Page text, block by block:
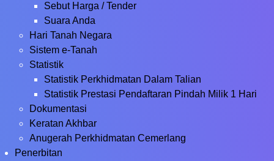
Sebut Harga / Tender
Suara Anda
Hari Tanah Negara
Sistem e-Tanah
Statistik
Statistik Perkhidmatan Dalam Talian
Statistik Prestasi Pendaftaran Pindah Milik 1 Hari
Dokumentasi
Keratan Akhbar
Anugerah Perkhidmatan Cemerlang
Penerbitan